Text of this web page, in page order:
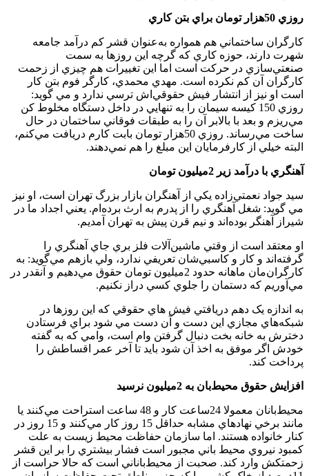
روزي 50‌هزار تومان براي بتن کاري
کارگران ساختماني هم همواره به‌عنوان قشر کم درآمد جامعه
شهرت دارند، حوزه کاري که گرچه اين روزها به سمت
صنعتي‌سازي در حرکت است اما اين تغييرات هم چيزي از زحمت
کارگران آن کم نکرده است. مهدي محمدي، کارگر فوم بتن کار
است او نيز از انتشار فيش حقوقي‌اش ترسي ندارد و مي گويد:
روزي 150 کيسه سيمان را به تنهايي در داخل دستگاه مخلوط کن
مي‌ريزم و بعد با بالابر آن را به طبقات فوقاني ساختمان در حال
ساخت مي‌رساند. روزي 50‌هزار تومان بابت کارم دريافت مي‌کنم،
البته خيلي از کارفرمايان اين مبلغ را هم نمي‌دهند.
آهنگري با درآمد زير 2‌ميليون تومان
سيد جواد نعمتي‌زاده يکي از آهنگران بازار بزرگ تهران است، او نيز
مي گويد:‌ شغل آهنگري را از پدرم به ارث برده‌ام. يعني اجداد ما در
شيراز آهنگر بوده‌اند و نيم قرن پيش به تهران آمديم.
او معتقد است از وقتي ماشين‌آلات فلز بري جاي آهنگري را
گرفته‌اند و کار و کاسبي‌شان تعريفي ندارد، ولي بازهم مي‌گويد: به
کارگران‌مان ماهانه حدود 2‌ميليون تومان حقوق مي‌دهيم و آنقدر در
مي‌آوريم که دستمان را جلوي کسي دراز نکنيم.
به اندازه يک دهم دريافتي فيش هاي حقوقي که اين روزها در
شبکه‌هاي مجازي اين دست و آن دست مي شود براي فرستادن
دخترش به خانه بخت دنبال گرفتن وام است، وامي که به گفته
خودش اگر موفق به اخذ آن شود بايد تا آخر عمر اقساطش را
پرداخت کند.
افزايش حقوق محيط‌بان‌ به 2‌ميليون نرسيد
محيط‌بانان معمولا 24ساعت کار و 48 ساعت استراحت مي‌کنند يا
مانند برخي نهادهاي مشابه حداقل 15 روز کار مي‌کنند و 15 روز در
کنار خانواده هستند. اما سازمان حفاظت محيط زيست به علت
کمبود نيروي محيط باني مجبور است فشار بيشتري را بر اين قشر
زحمتکش وارد کند. صحبت از محيط‌باناني است که حالا حراست از